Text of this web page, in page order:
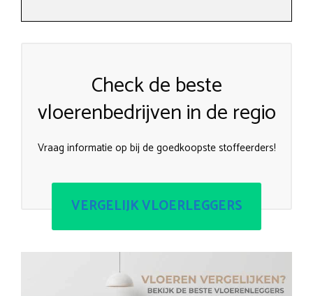
Check de beste
vloerenbedrijven in de regio
Vraag informatie op bij de goedkoopste stoffeerders!
VERGELIJK VLOERLEGGERS